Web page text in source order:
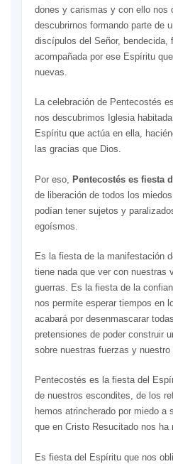
dones y carismas y con ello nos
descubrirnos formando parte de
discípulos del Señor, bendecida,
acompañada por ese Espíritu
nuevas.
La celebración de Pentecostés
nos descubrimos Iglesia
Espíritu que actúa en ella,
las gracias que Dios.
Por eso, Pentecostés es fiesta
de liberación de todos los
podían tener sujetos y
egoísmos.
Es la fiesta de la manifestación
tiene nada que ver con nuestras
guerras. Es la fiesta de la
nos permite esperar tiempos en
acabará por desenmascarar
pretensiones de poder construir
sobre nuestras fuerzas y nuestro
Pentecostés es la fiesta del
de nuestros escondites, de los
hemos atrincherado por miedo
que en Cristo Resucitado nos ha
Es fiesta del Espíritu que nos